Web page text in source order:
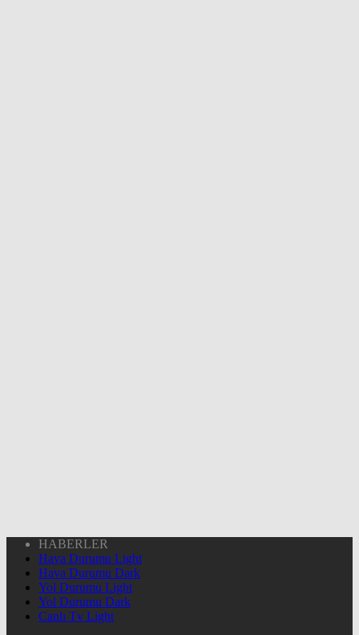
HABERLER
Hava Durumu Light
Hava Durumu Dark
Yol Durumu Light
Yol Durumu Dark
Canlı Tv Light